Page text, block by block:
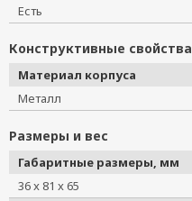
Есть
Конструктивные свойства
Материал корпуса
Металл
Размеры и вес
Габаритные размеры, мм
36 x 81 x 65